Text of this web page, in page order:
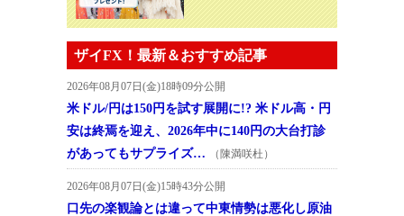
ザイFX！最新＆おすすめ記事
2026年08月07日(金)18時09分公開
米ドル/円は150円を試す展開に!? 米ドル高・円
安は終焉を迎え、2026年中に140円の大台打診
があってもサプライズ…
（陳満咲杜）
2026年08月07日(金)15時43分公開
口先の楽観論とは違って中東情勢は悪化し原油